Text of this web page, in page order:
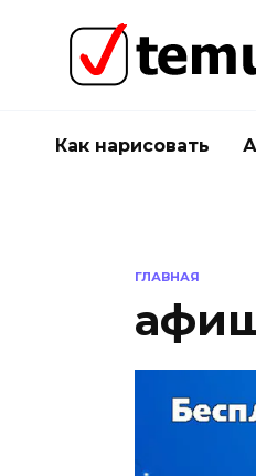
содержанию
Как нарисовать
ГЛАВНАЯ